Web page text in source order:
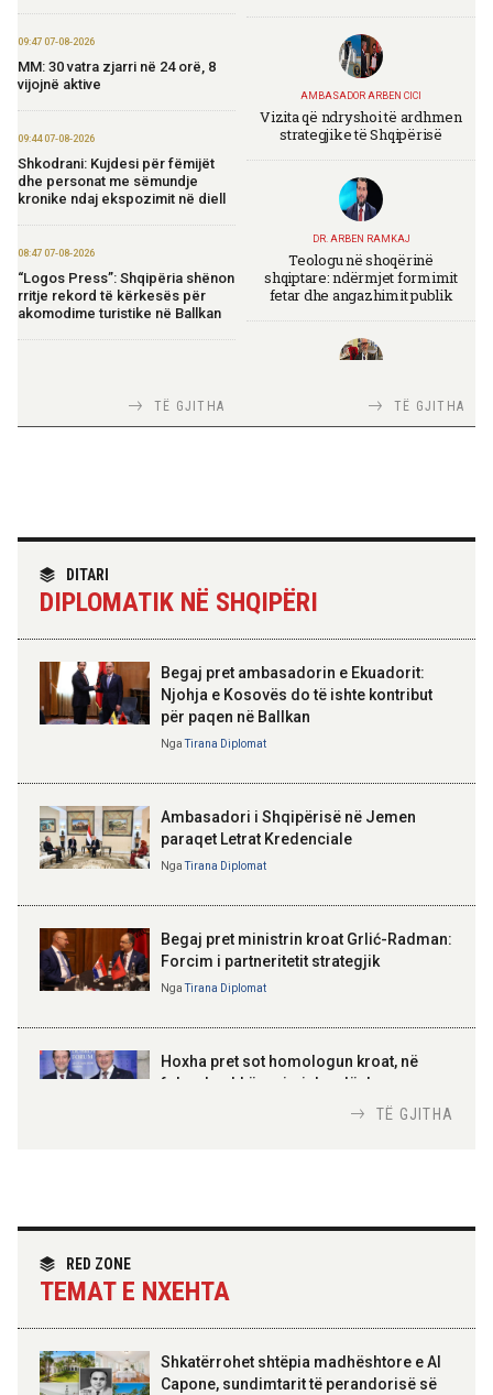
09:47 07-08-2026
MM: 30 vatra zjarri në 24 orë, 8
vijojnë aktive
09:44 07-08-2026
Shkodrani: Kujdesi për fëmijët
dhe personat me sëmundje
kronike ndaj ekspozimit në diell
08:47 07-08-2026
“Logos Press”: Shqipëria shënon
rritje rekord të kërkesës për
akomodime turistike në Ballkan
platformën e re elektronike të
prokurimeve
zhvillimit ekonomik të vendit
16:51 06-08-2026
Planit të Rritjes të BE-së
15:53 06-08-2026
Begaj në panairin në Ulqin: Libri
mban gjallë gjuhën, kulturën dhe
identitetin tonë shqiptar
TË GJITHA
AMBASADOR ARBEN CICI
Vizita që ndryshoi të ardhmen
strategjike të Shqipërisë
DR. ARBEN RAMKAJ
Teologu në shoqërinë
shqiptare: ndërmjet formimit
fetar dhe angazhimit publik
TIRANA DIPLOMAT
TIRANA DIPLOMAT
Skënderbeut dhe Ismail
Kosovë!
100-vjetori i themelimit të
Urdhrit të Skënderbeut
TË GJITHA
DITARI
DIPLOMATIK NË SHQIPËRI
Begaj pret ambasadorin e Ekuadorit:
Njohja e Kosovës do të ishte kontribut
për paqen në Ballkan
Nga Tirana Diplomat
Ambasadori i Shqipërisë në Jemen
paraqet Letrat Kredenciale
Nga Tirana Diplomat
Begaj pret ministrin kroat Grlić-Radman:
Forcim i partneritetit strategjik
Nga Tirana Diplomat
Hoxha pret sot homologun kroat, në
fokus bashkëpunimi dypalësh
partneritetit strategjik
TË GJITHA
RED ZONE
TEMAT E NXEHTA
Shkatërrohet shtëpia madhështore e Al
Capone, sundimtarit të perandorisë së